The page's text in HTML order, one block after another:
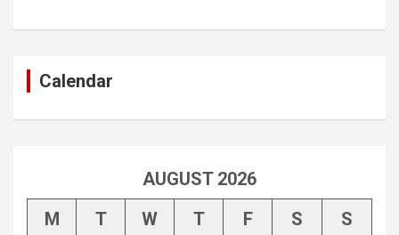
Calendar
AUGUST 2026
M
T W T F S
S